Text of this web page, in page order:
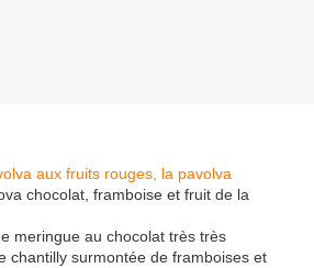
aux fruits rouges, la pavolva
chocolat, framboise et fruit de la
meringue au chocolat très très
chantilly surmontée de framboises et